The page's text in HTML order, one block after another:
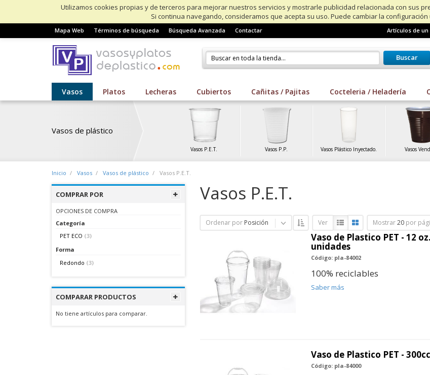
Utilizamos cookies propias y de terceros para mejorar nuestros servicios y mostrarle publicidad relacionada con sus
Si continua navegando, consideramos que acepta su uso. Puede cambiar la
Mapa Web Términos de búsqueda Búsqueda Avanzada Contactar Artículos de un
Buscar
Vasos Platos Lecheras Cubiertos Cañitas / Pajitas Cocteleria / Heladería
Vasos de plástico
Vasos P.E.T. Vasos P.P. Vasos Plástico Inyectado. Vasos
Inicio Vasos Vasos de plástico Vasos P.E.T.
COMPRAR POR
OPCIONES DE COMPRA
Categoría
PET ECO (3)
Forma
Redondo (3)
COMPARAR PRODUCTOS
No tiene artículos para comparar.
Vasos P.E.T.
Ordenar por Posición Ver Mostrar 20 por
Vaso de Plastico PET - 12
unidades
Código: pla-84002
100% reciclables
Saber más
Vaso de Plastico PET -
Código: pla-84000